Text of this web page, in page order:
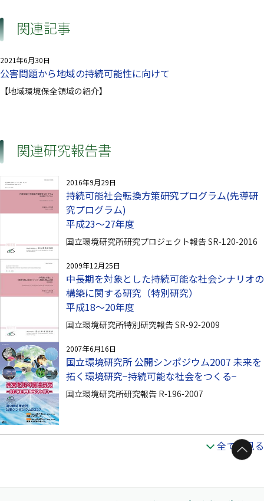
関連記事
2021年6月30日
公害問題から地域の持続可能性に向けて
【地域環境保全領域の紹介】
関連研究報告書
2016年9月29日
持続可能社会転換方策研究プログラム(先導研
究プログラム)
平成23～27年度
国立環境研究所研究プロジェクト報告 SR-120-2016
2009年12月25日
中長期を対象とした持続可能な社会シナリオの
構築に関する研究（特別研究）
平成18〜20年度
国立環境研究所特別研究報告 SR-92-2009
2007年6月16日
国立環境研究所 公開シンポジウム2007 未来を
拓く環境研究−持続可能な社会をつくる−
国立環境研究所研究報告 R-196-2007
全てを見る
ページトップへ